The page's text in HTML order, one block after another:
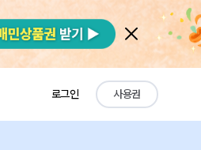
로그인 사용권